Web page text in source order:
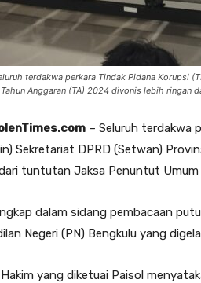
terdakwa perkara Tindak Pidana Korupsi
Anggaran (TA) 2024 divonis lebih ringan
– Seluruh terdakwa
Sekretariat DPRD (Setwan)
tuntutan Jaksa Penuntut Umum
dalam sidang pembacaan
Negeri (PN) Bengkulu yang
yang diketuai Paisol